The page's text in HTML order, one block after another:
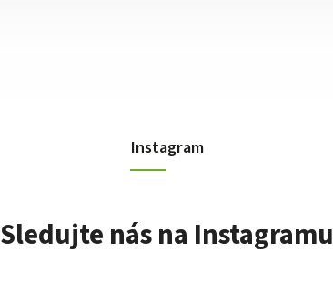
Instagram
Sledujte nás na Instagramu